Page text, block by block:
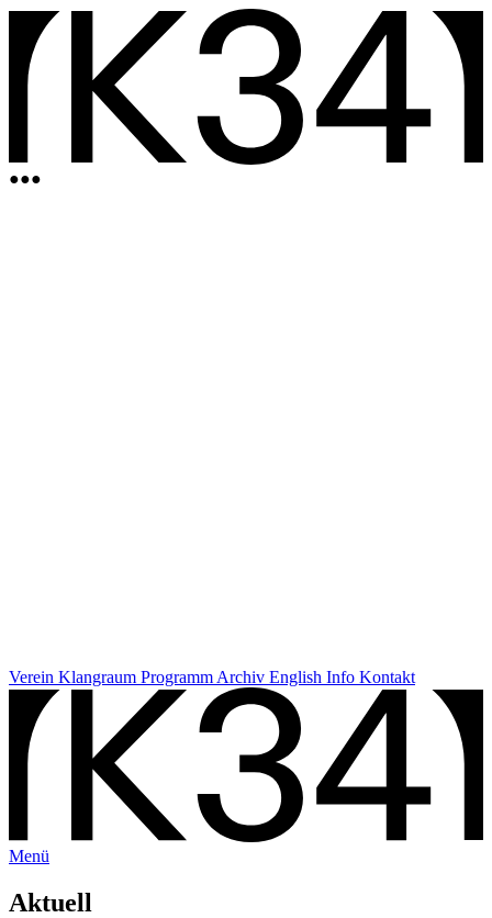
●●●
Verein Klangraum Programm Archiv English Info Kontakt
Menü
Aktuell